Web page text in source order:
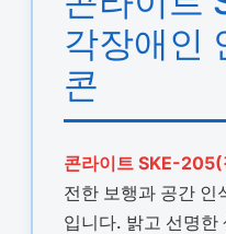
각장애인
콘
콘라이트 SKE-
전한 보행과 공간 인
입니다. 밝고 선명한